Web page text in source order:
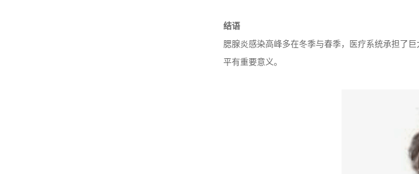
结语
腮腺炎感染高峰多在冬季与春季，医疗系统承担了
平有重要意义。